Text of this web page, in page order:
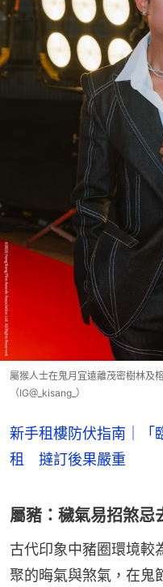
屬猴人士在鬼月宜遠離茂密樹林及
（IG@_kisang_）
新手租樓防伏指南｜「
租 撻訂後果嚴重
屬豬：穢氣易招煞忌
古代印象中豬圈環境較
聚的晦氣與煞氣，在鬼